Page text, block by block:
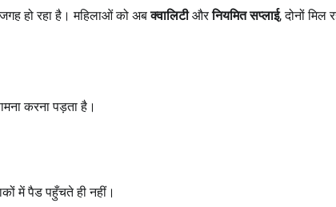
जगह हो रहा है। महिलाओं को अबक्वालिटीऔरनियमित सप्लाई, दोनों मिल
करना पड़ता है।
में पैड पहुँचते ही नहीं।